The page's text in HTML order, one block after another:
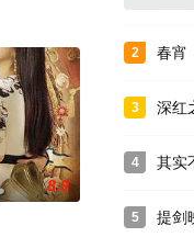
8.0
2 春宵
3 深红
4 其实
5 提剑